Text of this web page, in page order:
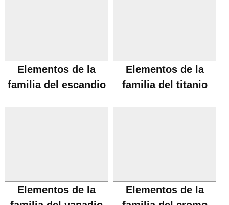
Elementos de la
familia del escandio
Elementos de la
familia del titanio
Elementos de la
Elementos de la